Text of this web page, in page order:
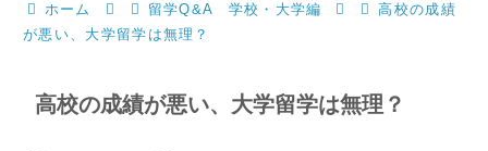
ホーム 留学Q&A 学校・大学編
高校の成績
が悪い、大学留学は無理？
高校の成績が悪い、大学留学は無理？